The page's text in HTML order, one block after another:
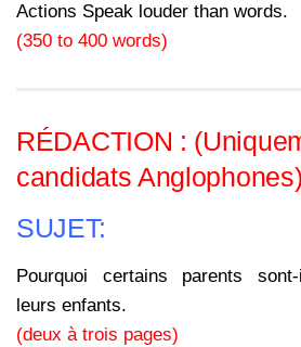
Actions Speak louder than words.
(350 to 400 words)
RÉDACTION :
candidats Anglophones)
SUJET:
Pourquoi certains parents
leurs enfants.
(deux à trois pages)